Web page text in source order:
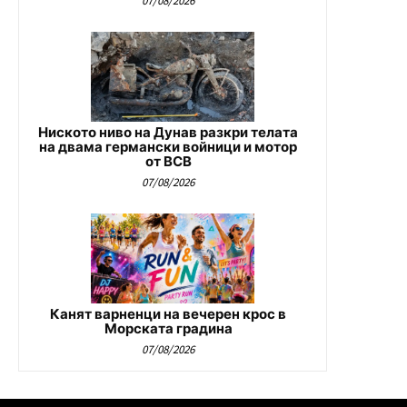
Ниското ниво на Дунав разкри телата
на двама германски войници и мотор
от ВСВ
07/08/2026
Канят варненци на вечерен крос в
Морската градина
07/08/2026